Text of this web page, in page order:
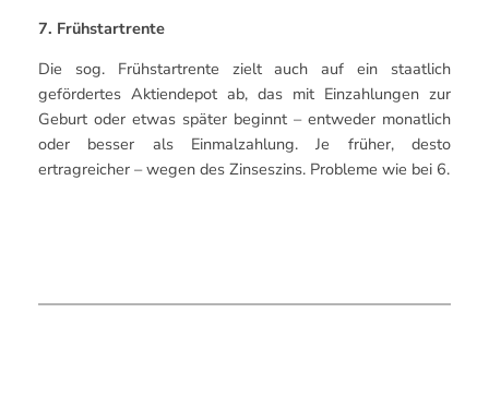
7. Frühstartrente
Die sog. Frühstartrente zielt auch auf ein staatlich
gefördertes Aktiendepot ab, das mit Einzahlungen zur
Geburt oder etwas später beginnt – entweder monatlich
oder besser als Einmalzahlung. Je früher, desto
ertragreicher – wegen des Zinseszins. Probleme wie bei 6.